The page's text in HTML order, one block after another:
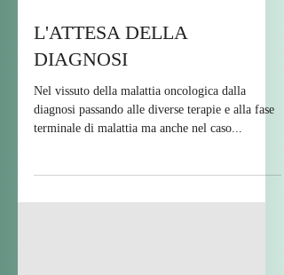
11 gen 2024 Tempo di lettura: 2 min
L'ATTESA DELLA
DIAGNOSI
diagnosi passando alle diverse terapie e alla fase